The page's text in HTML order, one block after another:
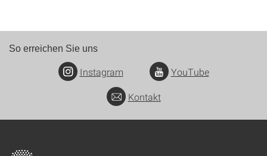
So erreichen Sie uns
Instagram
YouTube
Kontakt